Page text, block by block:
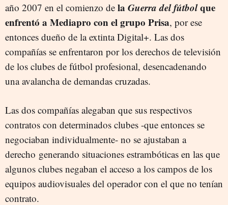
año 2007 en el comienzo de la Guerra del fútbolque
enfrentó a Mediapro con el grupo Prisa, por ese
entonces dueño de la extinta Digital+. Las dos
compañías se enfrentaron por los derechos de televisión
de los clubes de fútbol profesional, desencadenando
una avalancha de demandas cruzadas.
Las dos compañías alegaban que sus respectivos
contratos con determinados clubes -que entonces se
negociaban individualmente- no se ajustaban a
derecho generando situaciones estrambóticas en las que
algunos clubes negaban el acceso a los campos de los
equipos audiovisuales del operador con el que no tenían
contrato.